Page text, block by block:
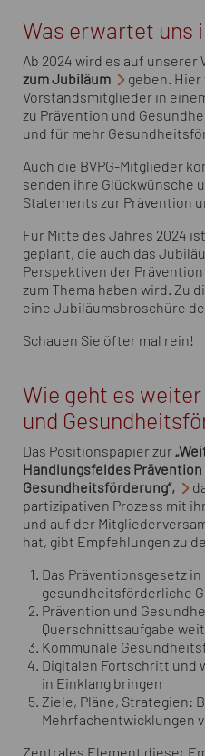
Was erwartet uns
Ab 2024 wird es auf unserer
zum Jubiläum
geben.
Vorstandsmitglieder in
zu Prävention und
und für mehr
Auch die BVPG-Mitglieder
senden ihre Glückwünsche
Statements zur Prävention
Für Mitte des Jahres 2024
geplant, die auch das
Perspektiven der
zum Thema haben wird. Zu
eine Jubiläumsbroschüre
Schauen Sie öfter mal rein!
Wie geht es
und
Das Positionspapier zur
Handlungsfeldes Prävention
Gesundheitsförderung“,
partizipativen Prozess mit
und auf der
hat, gibt Empfehlungen zu
Das Präventionsgesetz in
gesundheitsförderliche
Prävention und
Querschnittsaufgabe
Kommunale
Digitalen Fortschritt und
in Einklang bringen
Ziele, Pläne, Strategien:
Mehrfachentwicklungen